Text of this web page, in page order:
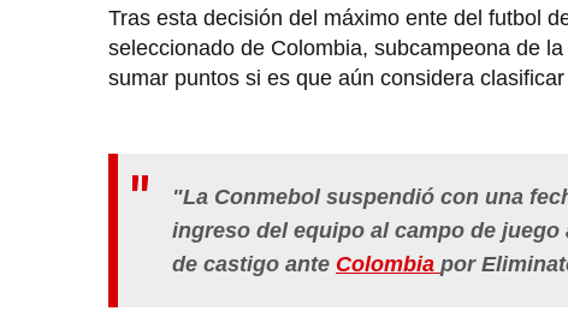
Tras esta decisión del máximo ente del futbol
seleccionado de Colombia, subcampeona de
sumar puntos si es que aún considera
"La Conmebol suspendió con una
ingreso del equipo al campo de
de castigo ante Colombia por